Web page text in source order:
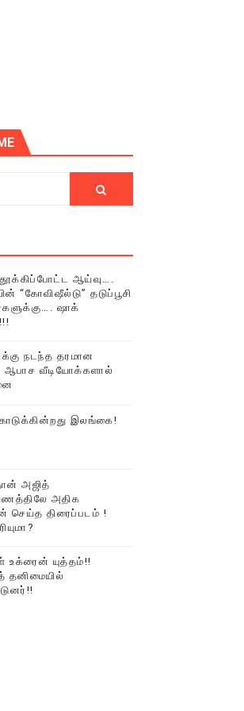
ஆய்வு….
“கோவிஷீல்டு” தடுப்பூசி
ஷாக்
நடந்த தரமான
ஆபாச வீடியோக்களால்
இலங்கை!
அஜித்
அதிக
செய்த திரைப்படம் !
உக்ரைன் யுத்தம்!!
தனிமையில்